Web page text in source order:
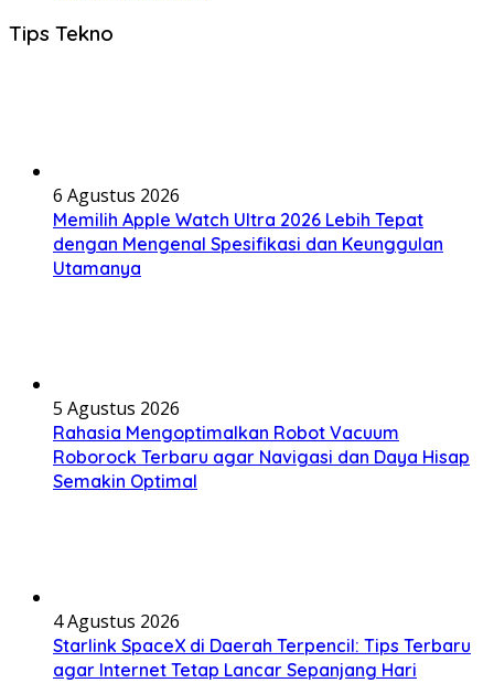
Tips Tekno
6 Agustus 2026
Memilih Apple Watch Ultra 2026 Lebih Tepat
dengan Mengenal Spesifikasi dan Keunggulan
Utamanya
5 Agustus 2026
Rahasia Mengoptimalkan Robot Vacuum
Roborock Terbaru agar Navigasi dan Daya Hisap
Semakin Optimal
4 Agustus 2026
Starlink SpaceX di Daerah Terpencil: Tips Terbaru
agar Internet Tetap Lancar Sepanjang Hari